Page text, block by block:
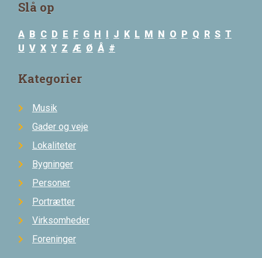
Slå op
A B C D E F G H I J K L M N O P Q R S T
U V X Y Z Æ Ø Å #
Kategorier
Musik
Gader og veje
Lokaliteter
Bygninger
Personer
Portrætter
Virksomheder
Foreninger